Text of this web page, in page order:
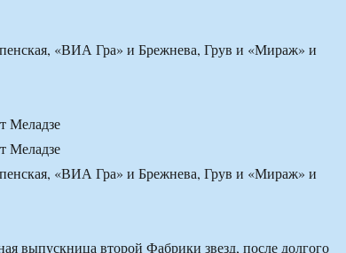
Меладзе
Меладзе
выпускница второй Фабрики звезд, после долгого